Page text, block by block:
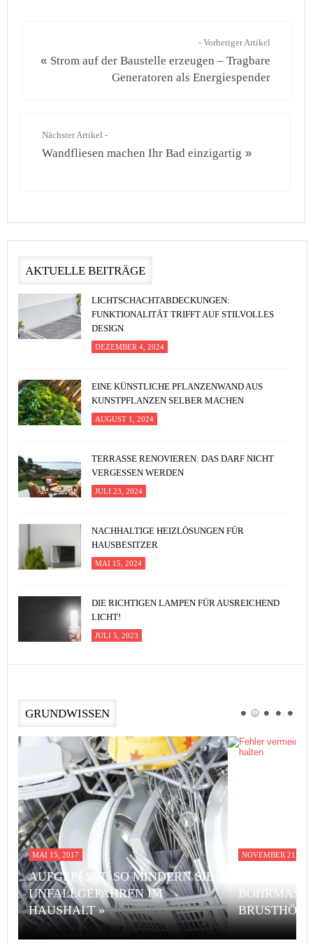
- Vorheriger Artikel
« Strom auf der Baustelle erzeugen – Tragbare
Generatoren als Energiespender
Nächster Artikel -
Wandfliesen machen Ihr Bad einzigartig »
AKTUELLE BEITRÄGE
LICHTSCHACHTABDECKUNGEN:
FUNKTIONALITÄT TRIFFT AUF STILVOLLES
DESIGN
DEZEMBER 4, 2024
EINE KÜNSTLICHE PFLANZENWAND AUS
KUNSTPFLANZEN SELBER MACHEN
AUGUST 1, 2024
TERRASSE RENOVIEREN: DAS DARF NICHT
VERGESSEN WERDEN
JULI 23, 2024
NACHHALTIGE HEIZLÖSUNGEN FÜR
HAUSBESITZER
MAI 15, 2024
DIE RICHTIGEN LAMPEN FÜR AUSREICHEND
LICHT!
JULI 5, 2023
GRUNDWISSEN
MAI 15, 2017
AUFGEPASST: SO MINDERN SIE
UNFALLGEFAHREN IM
HAUSHALT »
NOVEMBER 21,